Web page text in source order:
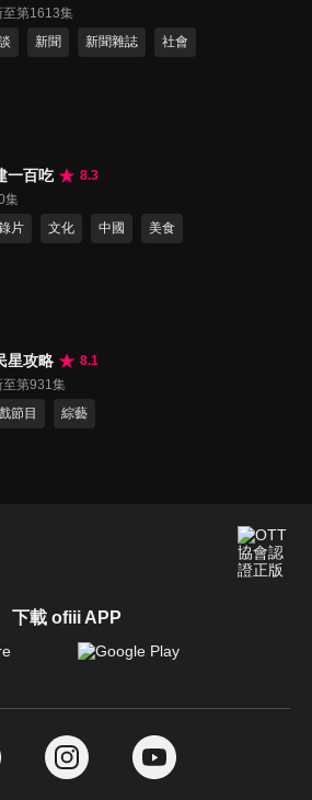
至第1613集
新聞 新聞雜誌 社會
一百吃
8.3
集
片
文化 中國 美食
星攻略
8.1
至第931集
節目
綜藝
下載 ofiii APP